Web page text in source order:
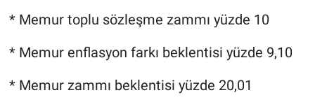
* Memur toplu sözleşme zammı yüzde 10
* Memur enflasyon farkı beklentisi yüzde 9,10
* Memur zammı beklentisi yüzde 20,01